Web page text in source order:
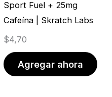
Sport Fuel + 25mg
Cafeína | Skratch Labs
$4,70
Agregar ahora